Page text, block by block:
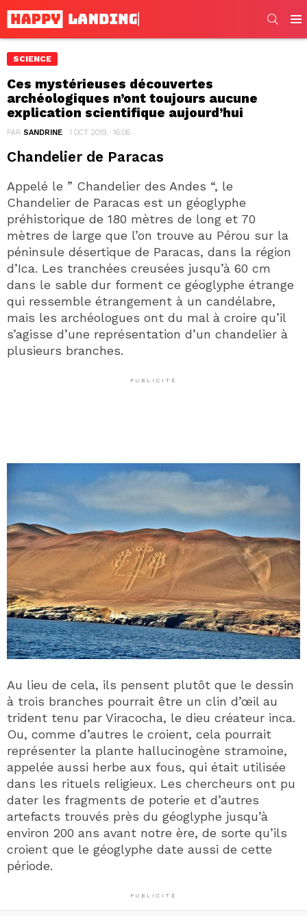
SCIENCE
Ces mystérieuses découvertes
archéologiques n’ont toujours aucune
explication scientifique aujourd’hui
PAR SANDRINE 1 OCT 2019, · 16:06
Chandelier de Paracas
Appelé le ” Chandelier des Andes “, le
Chandelier de Paracas est un géoglyphe
préhistorique de 180 mètres de long et 70
mètres de large que l’on trouve au Pérou sur la
péninsule désertique de Paracas, dans la région
d’Ica. Les tranchées creusées jusqu’à 60 cm
dans le sable dur forment ce géoglyphe étrange
qui ressemble étrangement à un candélabre,
mais les archéologues ont du mal à croire qu’il
s’agisse d’une représentation d’un chandelier à
plusieurs branches.
PUBLICITÉ
Au lieu de cela, ils pensent plutôt que le dessin
à trois branches pourrait être un clin d’œil au
trident tenu par Viracocha, le dieu créateur inca.
Ou, comme d’autres le croient, cela pourrait
représenter la plante hallucinogène stramoine,
appelée aussi herbe aux fous, qui était utilisée
dans les rituels religieux. Les chercheurs ont pu
dater les fragments de poterie et d’autres
artefacts trouvés près du géoglyphe jusqu’à
environ 200 ans avant notre ère, de sorte qu’ils
croient que le géoglyphe date aussi de cette
période.
PUBLICITÉ